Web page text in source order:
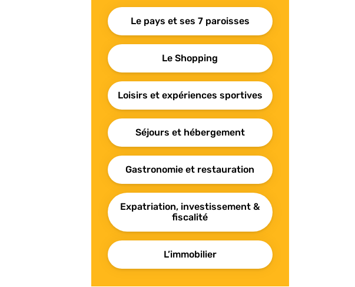
Le pays et ses 7 paroisses
Le Shopping
Loisirs et expériences sportives
Séjours et hébergement
Gastronomie et restauration
Expatriation, investissement &
fiscalité
L’immobilier